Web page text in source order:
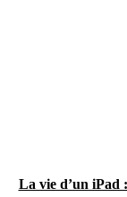
La vie d’un iPad